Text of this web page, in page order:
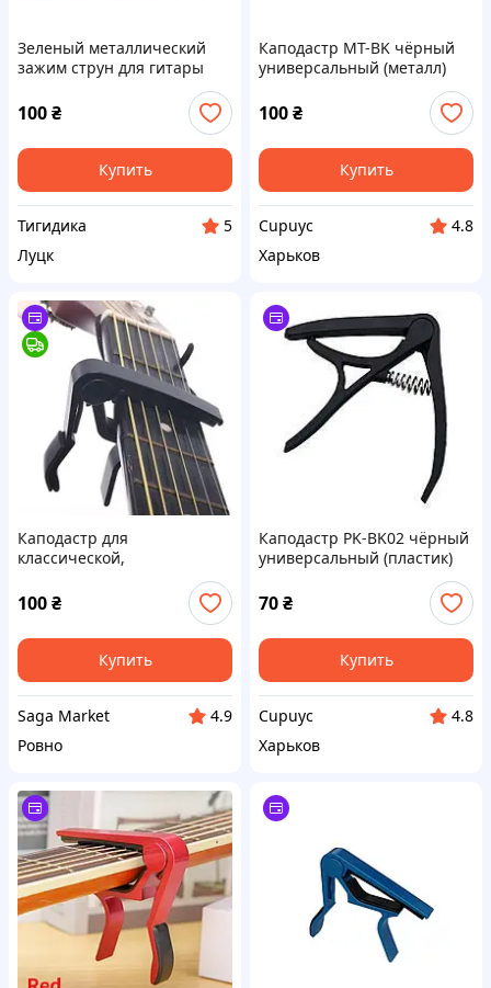
Зеленый металлический
зажим струн для гитары
100₴
Купить
Тигидика
5
Луцк
Каподастр MT-BK чёрный
универсальный (металл)
100₴
Купить
Cupuyc
4.8
Харьков
Каподастр для
классической,
гитары, триггер, капо,
прищепка, зажим для струн
металл
100₴
Купить
Saga Market
4.9
Ровно
Каподастр PK-BK02 чёрный
универсальный (пластик)
70₴
Купить
Cupuyc
4.8
Харьков